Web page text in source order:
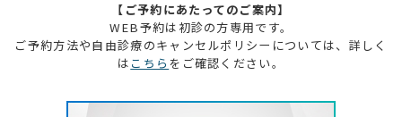
【ご予約にあたってのご案内】
WEB予約は初診の方専用です。
ご予約方法や自由診療のキャンセルポリシーについては、詳しく
は こちら をご確認ください。